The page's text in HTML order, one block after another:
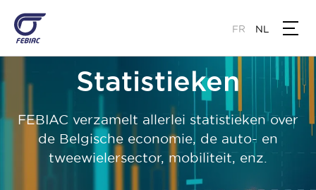
naar
de
FR NL
Statistieken
FEBIAC verzamelt allerlei statistieken over
de Belgische economie, de auto- en
tweewielersector, mobiliteit, enz.